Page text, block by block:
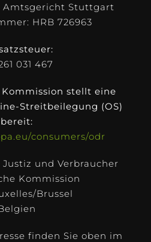
Amtsgericht Stuttgart
HRB 726963
031 467
stellt eine
Streitbeilegung (OS)
bereit:
consumers/odr
und Verbraucher
Kommission
Brussel
finden Sie oben im